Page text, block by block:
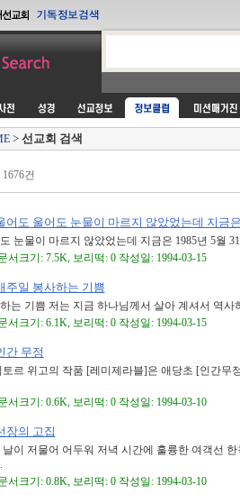
> 선교회 검색
건
어도 울어도 눈물이 마르지 않았었는데 지금은
눈물이 마르지 않았었는데 지금은 1985년 5월
서크기: 7.5K, 보리떡: 0 작성일: 1994-03-15
주일 봉사하는 기쁨
는 기쁨 저는 지금 하나님께서 살아 계셔서 역
서크기: 6.1K, 보리떡: 0 작성일: 1994-03-15
간 무정
토르 위고의 작품 [레미제라블]은 애당초 [인간
서크기: 0.6K, 보리떡: 0 작성일: 1994-03-10
장의 고집
이 저물어 어두워 저녁 시간에 훌륭한 여객선
서크기: 0.8K, 보리떡: 0 작성일: 1994-03-10